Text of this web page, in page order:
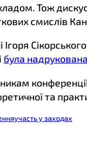
Тож
смислів
Ігоря
була
та
участь у заходах